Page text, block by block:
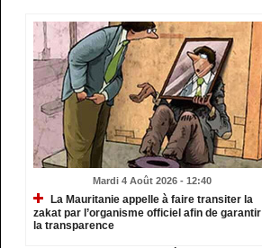
Mardi 4 Août 2026 - 12:40
La Mauritanie appelle à faire transiter la
zakat par l’organisme officiel afin de garantir
la transparence